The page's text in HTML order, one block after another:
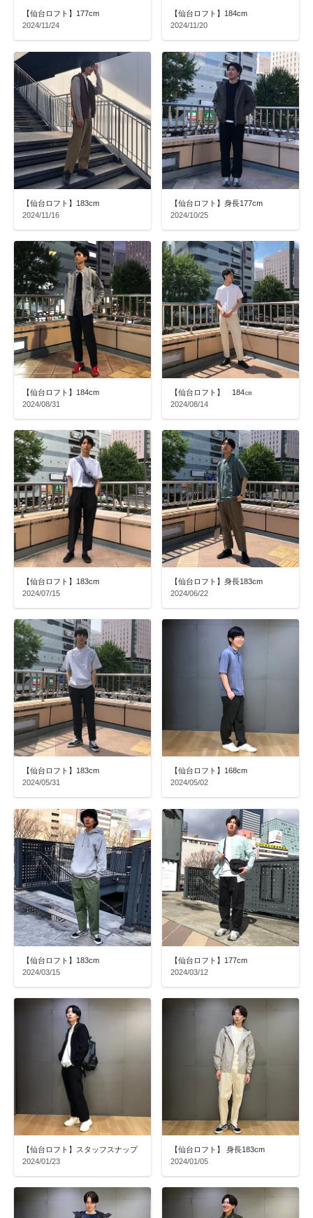
【仙台ロフト】177cm
2024/11/24
【仙台ロフト】184cm
2024/11/20
【仙台ロフト】183cm
2024/11/16
【仙台ロフト】身長177cm
2024/10/25
【仙台ロフト】184cm
2024/08/31
【仙台ロフト】 184㎝
2024/08/14
【仙台ロフト】183cm
2024/07/15
【仙台ロフト】身長183cm
2024/06/22
【仙台ロフト】183cm
2024/05/31
【仙台ロフト】168cm
2024/05/02
【仙台ロフト】183cm
2024/03/15
【仙台ロフト】177cm
2024/03/12
【仙台ロフト】スタッフスナップ
2024/01/23
【仙台ロフト】 身長183cm
2024/01/05